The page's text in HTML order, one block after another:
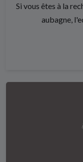
Si vous êtes à la
aubagne,